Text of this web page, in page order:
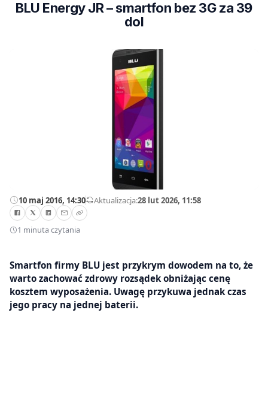
BLU Energy JR – smartfon bez 3G za 39
dol
10 maj 2016, 14:30—Aktualizacja:28 lut 2026, 11:58
1 minuta czytania
Smartfon firmy BLU jest przykrym dowodem na to, że
warto zachować zdrowy rozsądek obniżając cenę
kosztem wyposażenia. Uwagę przykuwa jednak czas
jego pracy na jednej baterii.